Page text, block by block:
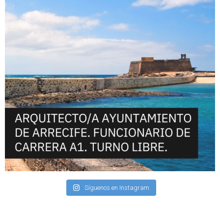
Síguenos en Instagram